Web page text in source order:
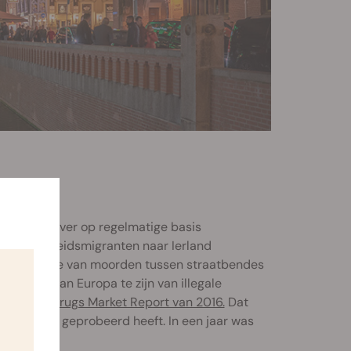
waarover op regelmatige basis
vaak arbeidsmigranten naar Ierland
escalatie van moorden tussen straatbendes
van Europa te zijn van illegale
het
EU Drugs Market Report van 2016.Dat
cannabis geprobeerd heeft. In een jaar was